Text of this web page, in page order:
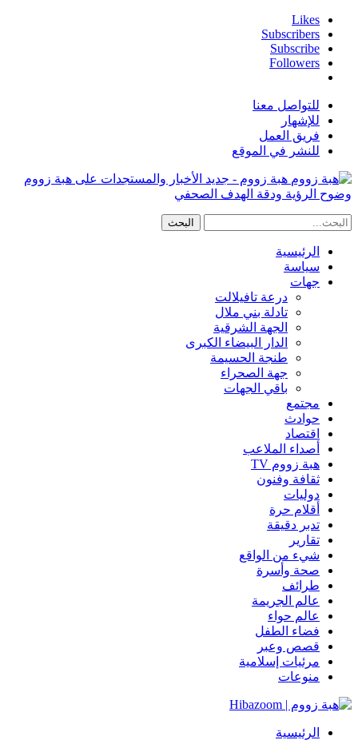
Likes
Subscribers
Subscribe
Followers
للتواصل معنا
للإشهار
فريق العمل
للنشر في الموقع
هبة زووم - جديد الأخبار والمستجدات على هبة زووم
وضوح الرؤية ودقة الهدف الصحفي
الرئيسية
سياسة
جهات
درعة تافيلالت
تادلة بني ملال
الجهة الشرقية
الدار البيضاء الكبرى
طنجة الحسيمة
جهة الصحراء
باقي الجهات
مجتمع
حوادث
اقتصاد
أصداء الملاعب
هبة زووم TV
ثقافة وفنون
دوليات
أقلام حرة
تدبر دقيقة
تقارير
شيء من الواقع
صحة وأسرة
طرائف
عالم الجريمة
عالم حواء
فضاء الطفل
قصص وعبر
مرئيات إسلامية
منوعات
الرئيسية